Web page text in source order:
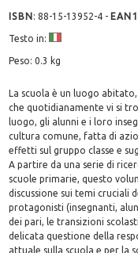
ISBN:88-15-13952-4 -
Testo in:
Peso: 0.3 kg
La scuola è un luogo
che quotidianamente vi si
luogo, gli alunni e i loro
cultura comune, fatta di
effetti sul gruppo classe e
A partire da una serie di
scuole primarie, questo
discussione sui temi cruciali
protagonisti (insegnanti,
dei pari, le transizioni
delicata questione della
attuale sulla scuola e per la